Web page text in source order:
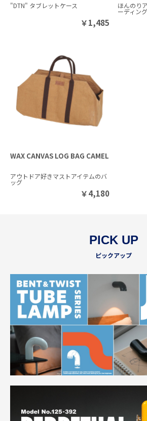
"DTN" タブレットケース
￥1,485
ほんのり
ーディング
WAX CANVAS LOG BAG CAMEL
アウトドア好きマストアイテムのバ
ッグ
￥4,180
PICK UP
ピックアップ